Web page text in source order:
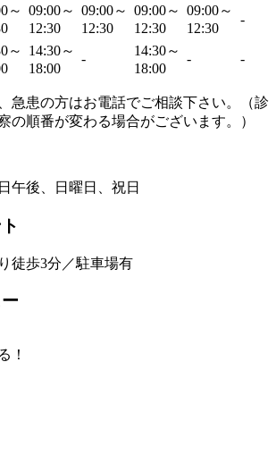
～ 09:00～
12:30
09:00～
12:30
09:00～
12:30
09:00～
12:30
-
～
14:30～
18:00
-
14:30～
18:00
- -
急患の方はお電話でご相談下さい。（診
の順番が変わる場合がございます。）
午後、日曜日、祝日
徒歩3分／駐車場有
！